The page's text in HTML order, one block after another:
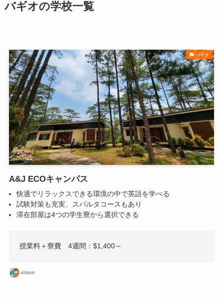
バギオの学校一覧
バギオ
A&J ECOキャンパス
快適でリラックスできる環境の中で英語を学べる
試験対策も充実、スパルタコースもあり
滞在部屋は4つの学生寮から選択できる
授業料＋寮費 4週間：$1,400～
ohitori